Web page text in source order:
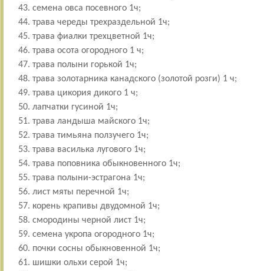
семена овса посевного 1ч;
трава череды трехраздельной 1ч;
трава фиалки трехцветной 1ч;
трава осота огородного 1 ч;
трава полыни горькой 1ч;
трава золотарника канадского (золотой розги) 1 ч;
трава цикория дикого 1 ч;
лапчатки гусиной 1ч;
трава ландыша майского 1ч;
трава тимьяна ползучего 1ч;
трава василька лугового 1ч;
трава поповника обыкновенного 1ч;
трава полыни-эстрагона 1ч;
лист мяты перечной 1ч;
корень крапивы двудомной 1ч;
смородины черной лист 1ч;
семена укропа огородного 1ч;
почки сосны обыкновенной 1ч;
шишки ольхи серой 1ч;